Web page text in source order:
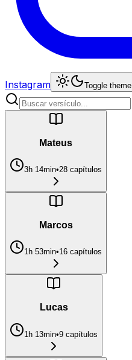
Instagram Toggle theme
Mateus
3h 14min•28 capítulos
Marcos
1h 53min•16 capítulos
Lucas
1h 13min•9 capítulos